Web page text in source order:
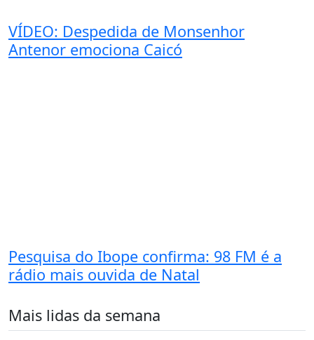
VÍDEO: Despedida de Monsenhor
Antenor emociona Caicó
Pesquisa do Ibope confirma: 98 FM é a
rádio mais ouvida de Natal
Mais lidas da semana